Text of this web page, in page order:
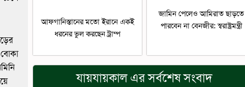
আফগানিস্তানের মতো ইরানে একই
ধরনের ভুল করছেন ট্রাম্প
জামিন পেলেও আমিরাত ছাড়তে
পারবেন না বেনজীর: স্বরাষ্ট্রমন্ত্রী
যায়যায়কাল এর সর্বশেষ সংবাদ